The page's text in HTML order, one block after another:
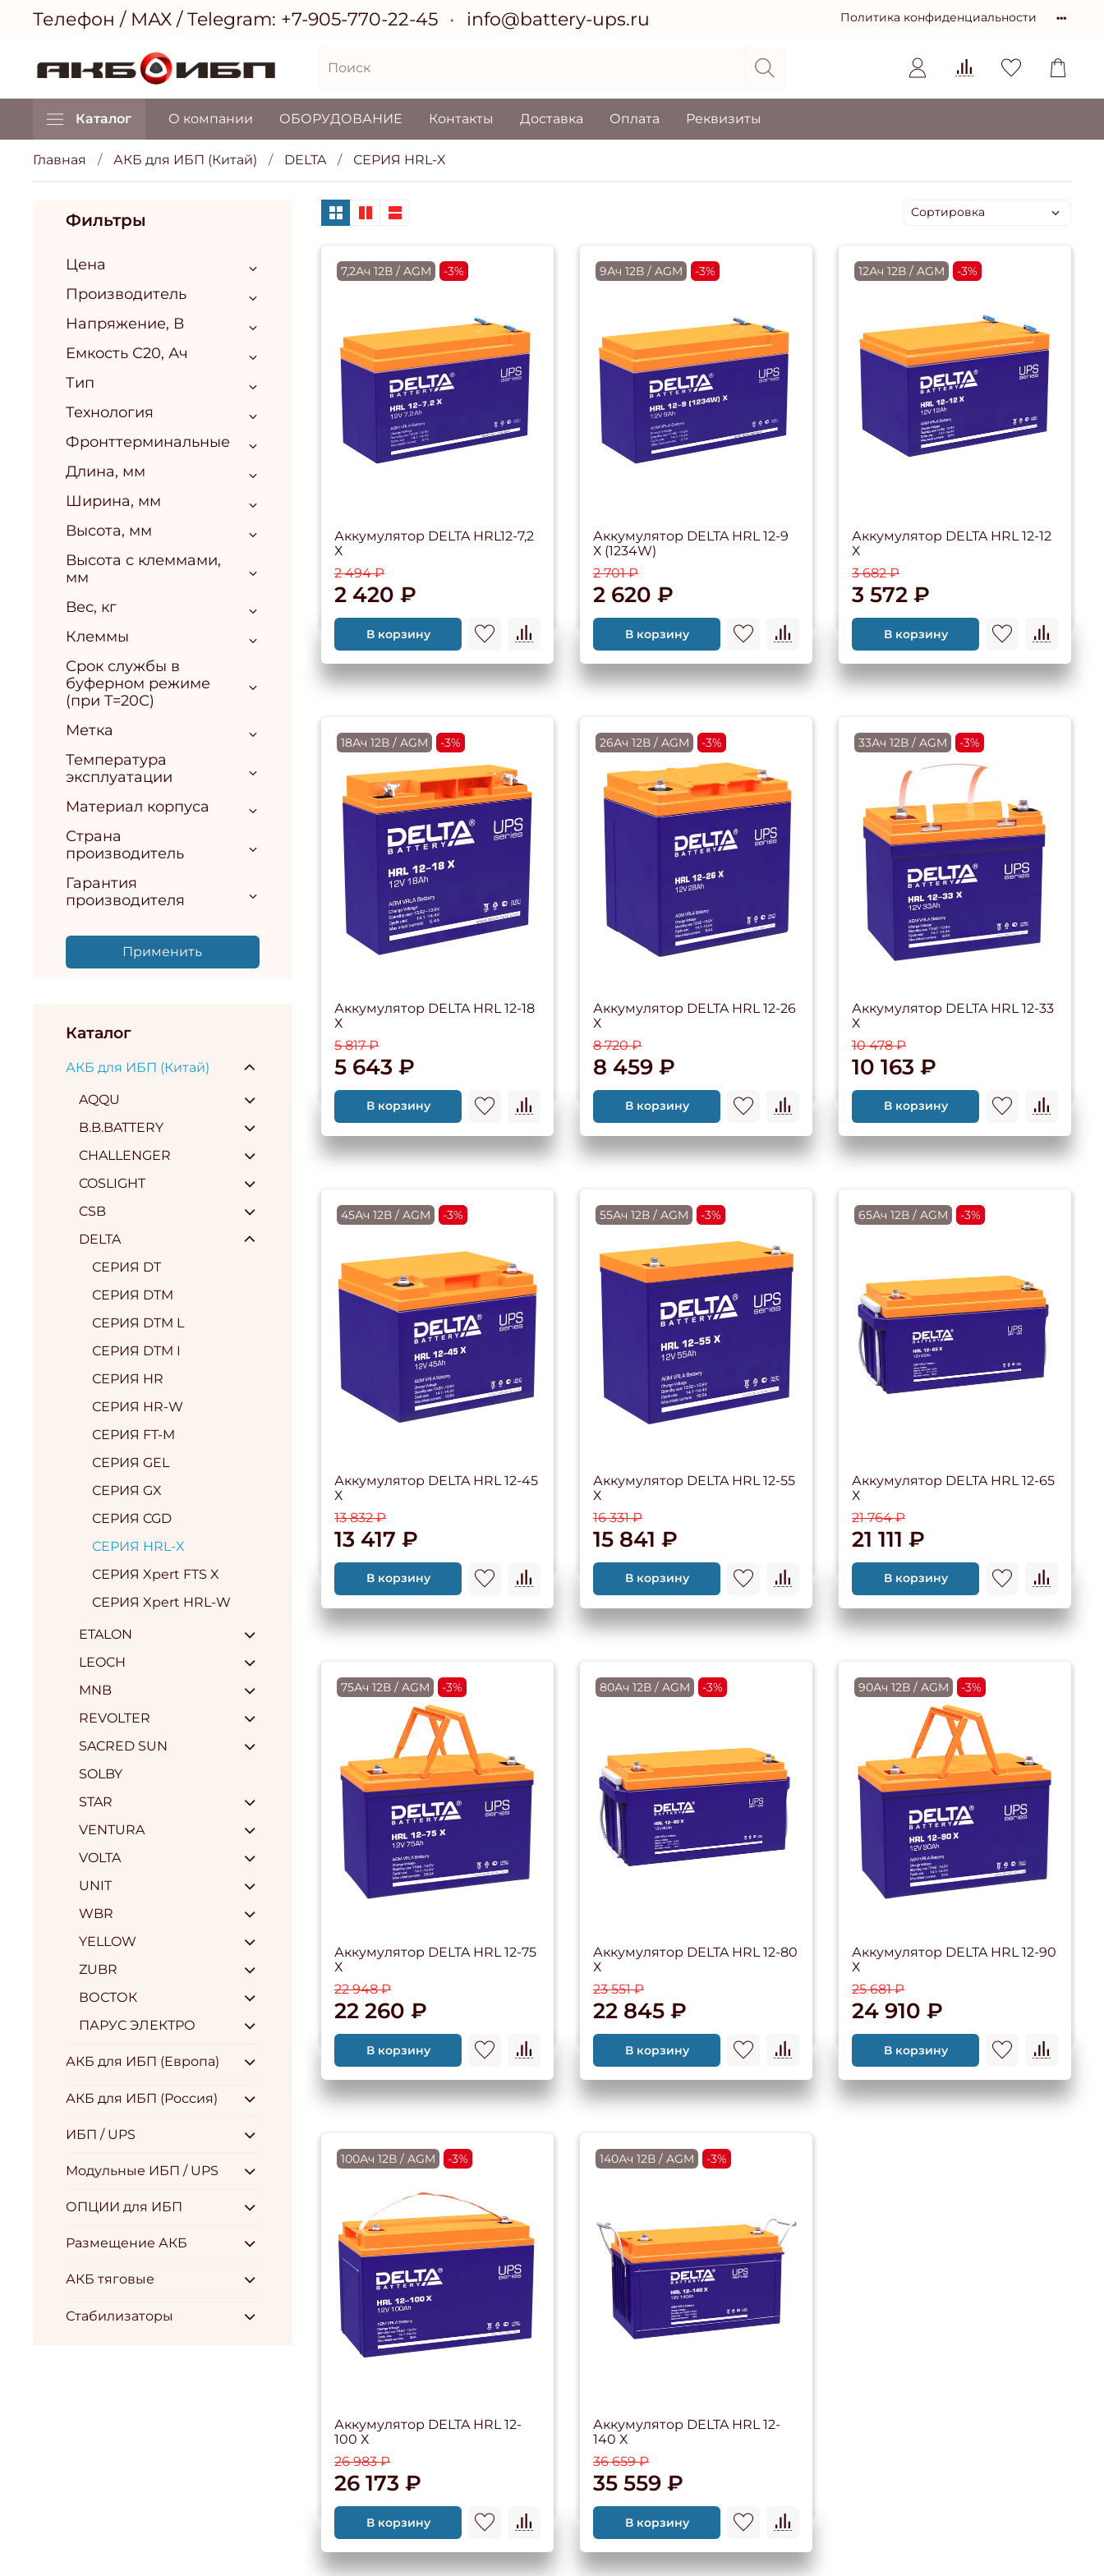
Политика конфиденциальности
Телефон / МАХ / Telegram: +7-905-770-22-45 info@battery-ups.ru
Каталог О компании ОБОРУДОВАНИЕ Контакты Доставка Оплата Реквизиты
Главная АКБ для ИБП (Китай) DELTA СЕРИЯ HRL-X
7,2Ач 12В / AGM -3%
Аккумулятор DELTA HRL12-7,2
Х
2 494 ₽
2 420 ₽
В корзину
9Ач 12В / AGM -3%
Аккумулятор DELTA HRL 12-9
Х (1234W)
2 701 ₽
2 620 ₽
В корзину
12Ач 12В / AGM -3%
Аккумулятор DELTA HRL 12-12
Х
3 682 ₽
3 572 ₽
В корзину
18Ач 12В / AGM -3%
Аккумулятор DELTA HRL 12-18
Х
5 817 ₽
5 643 ₽
В корзину
26Ач 12В / AGM -3%
Аккумулятор DELTA HRL 12-26
Х
8 720 ₽
8 459 ₽
В корзину
33Ач 12В / AGM -3%
Аккумулятор DELTA HRL 12-33
Х
10 478 ₽
10 163 ₽
В корзину
45Ач 12В / AGM -3%
Аккумулятор DELTA HRL 12-45
Х
13 832 ₽
13 417 ₽
В корзину
55Ач 12В / AGM -3%
Аккумулятор DELTA HRL 12-55
Х
16 331 ₽
15 841 ₽
В корзину
65Ач 12В / AGM -3%
Аккумулятор DELTA HRL 12-65
Х
21 764 ₽
21 111 ₽
В корзину
75Ач 12В / AGM -3%
Аккумулятор DELTA HRL 12-75
Х
22 948 ₽
22 260 ₽
В корзину
80Ач 12В / AGM -3%
Аккумулятор DELTA HRL 12-80
Х
23 551 ₽
22 845 ₽
В корзину
90Ач 12В / AGM -3%
Аккумулятор DELTA HRL 12-90
Х
25 681 ₽
24 910 ₽
В корзину
100Ач 12В / AGM -3%
Аккумулятор DELTA HRL 12-
100 Х
26 983 ₽
26 173 ₽
В корзину
140Ач 12В / AGM -3%
Аккумулятор DELTA HRL 12-
140 Х
36 659 ₽
35 559 ₽
В корзину
Фильтры
Цена
Производитель
Напряжение, В
Емкость С20, Ач
Тип
Технология
Фронттерминальные
Длина, мм
Ширина, мм
Высота, мм
Высота с клеммами,
мм
Вес, кг
Клеммы
Срок службы в
буферном режиме
(при T=20С)
Метка
Температура
эксплуатации
Материал корпуса
Страна
производитель
Гарантия
производителя
Применить
Каталог
АКБ для ИБП (Китай)
AQQU
B.B.BATTERY
CHALLENGER
COSLIGHT
CSB
DELTA
СЕРИЯ DT
СЕРИЯ DTM
СЕРИЯ DTM L
СЕРИЯ DTM I
СЕРИЯ HR
СЕРИЯ HR-W
СЕРИЯ FT-M
СЕРИЯ GEL
СЕРИЯ GX
СЕРИЯ CGD
СЕРИЯ HRL-X
СЕРИЯ Xpert FTS X
СЕРИЯ Xpert HRL-W
ETALON
LEOCH
MNB
REVOLTER
SACRED SUN
SOLBY
STAR
VENTURA
VOLTA
UNIT
WBR
YELLOW
ZUBR
ВОСТОК
ПАРУС ЭЛЕКТРО
АКБ для ИБП (Европа)
АКБ для ИБП (Россия)
ИБП / UPS
Модульные ИБП / UPS
ОПЦИИ для ИБП
Размещение АКБ
АКБ тяговые
Стабилизаторы